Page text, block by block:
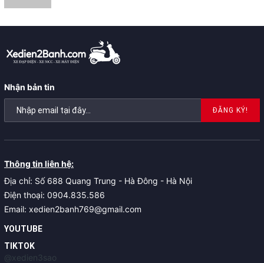
Nhận bản tin
ĐĂNG KÝ!
Thông tin liên hệ:
Địa chỉ: Số 688 Quang Trung - Hà Đông - Hà Nội
Điện thoại: 0904.835.586
Email: xedien2banh769@gmail.com
YOUTUBE
TIKTOK
@xedien3sao